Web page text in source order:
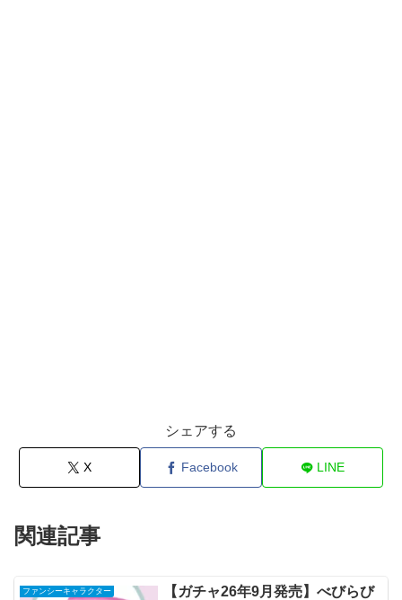
シェアする
X Facebook LINE
関連記事
ファンシーキャラクター
【ガチャ26年9月発売】べびらび